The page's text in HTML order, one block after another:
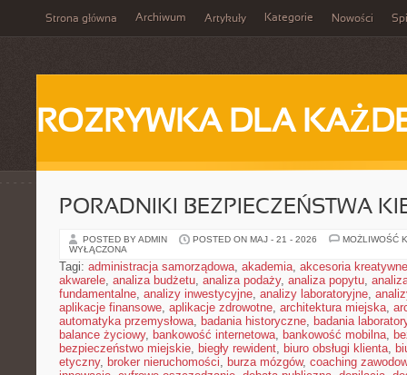
Strona główna Archiwum Artykuły Kategorie Nowości
ROZRYWKA DLA
PORADNIKI BEZPIECZEŃSTWA
POSTED BY ADMIN POSTED ON MAJ - 21 - 2026
MOŻLIWOŚĆ
WYŁĄCZONA
Tagi: administracja samorządowa, akademia, akcesoria kreatywne
akwarele, analiza budżetu, analiza podaży, analiza popytu,
fundamentalne, analizy inwestycyjne, analizy laboratoryjne,
aplikacje finansowe, aplikacje zdrowotne, architektura miejska,
automatyka przemysłowa, badania historyczne, badania
balance życiowy, bankowość internetowa, bankowość mobilna,
bezpieczeństwo miejskie, biegły rewident, biuro obsługi klienta,
etyczny, broker nieruchomości, burza mózgów, coaching